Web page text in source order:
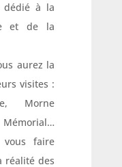
à la
et de la
aurez la
visites :
Morne
vous faire
réalité des